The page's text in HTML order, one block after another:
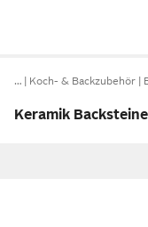
… Koch- & Backzubehör
Keramik Backsteine